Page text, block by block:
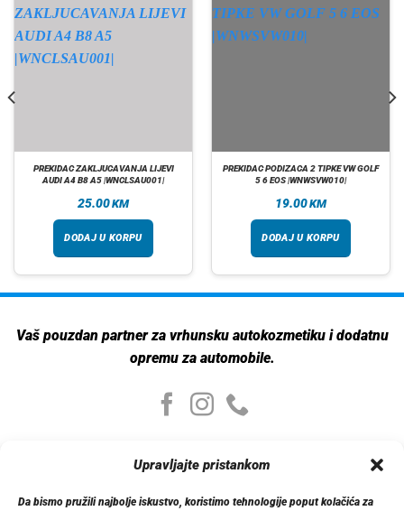
Upravljajte pristankom
Da bismo pružili najbolje iskustvo, koristimo tehnologije poput kolačića za
PREKIDAC ZAKLJUCAVANJA LIJEVI
AUDI A4 B8 A5 |WNCLSAU001|
25.00KM
DODAJ U KORPU
PREKIDAC PODIZACA 2 TIPKE VW GOLF
5 6 EOS |WNWSVW010|
19.00KM
DODAJ U KORPU
Vaš pouzdan partner za vrhunsku autokozmetiku i dodatnu
opremu za automobile.
Moj nalog
Moj nalog
Moje narudžbe